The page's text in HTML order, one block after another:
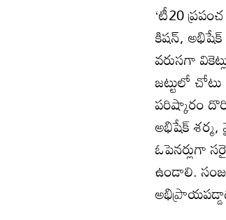
‘టీ20
కిషన్, అభిషేక్
వరుసగా
జట్టులో
పరిష్కారం
అభిషేక్
ఓపెనర్లుగా
ఉండాలి.